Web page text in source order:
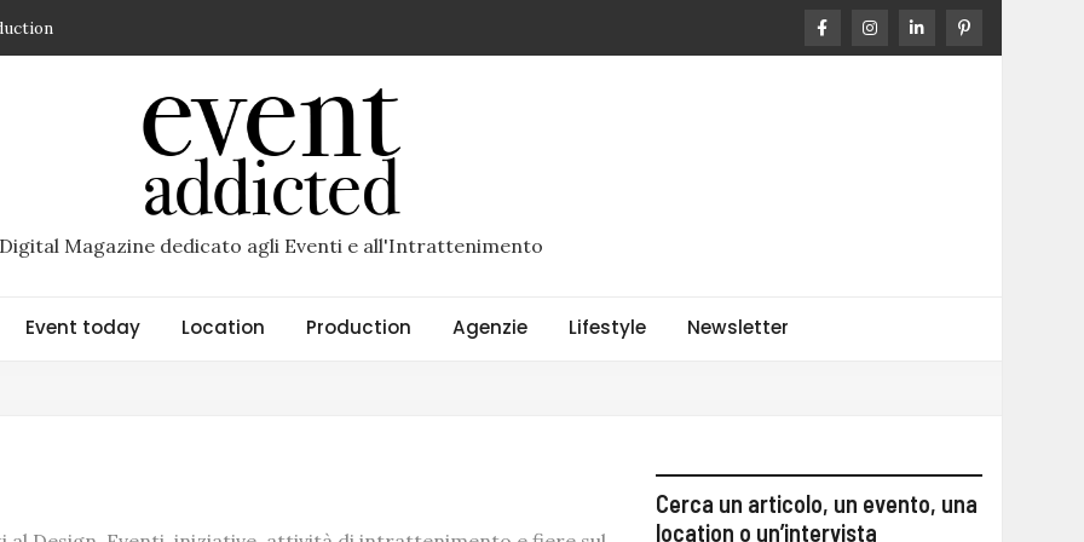
brand di Riccardo Scandellari – recensione di Daniela Sette
che diventa esperienza
di Torino un’esperienza immersiva racconta il nuovo
Digital Magazine dedicato agli Eventi e all'Intrattenimento
Event today Location Production Agenzie Lifestyle Newsletter
Cerca un articolo, un evento, una
location o un’intervista